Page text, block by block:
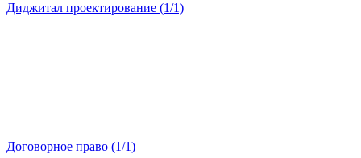
Диджитал проектирование (1/1)
Договорное право (1/1)